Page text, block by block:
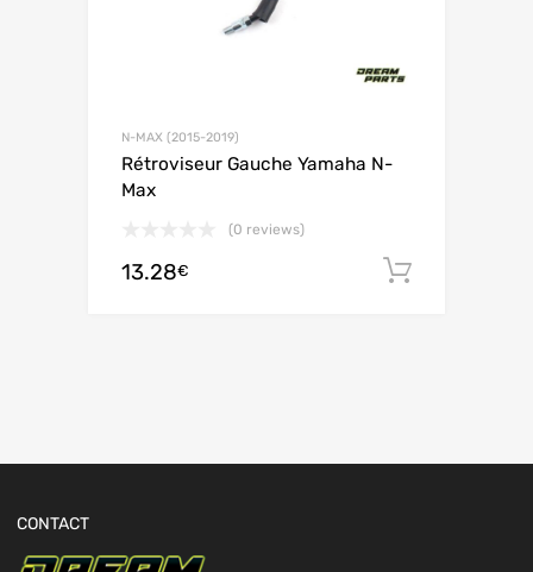
N-MAX (2015-2019)
Rétroviseur Gauche Yamaha N-
Max
(0 reviews)
13.28€
CONTACT